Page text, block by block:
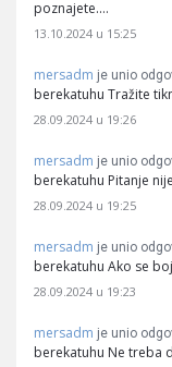
poznajete.…
13.10.2024 u 15:25
mersadm je unio
berekatuhu Tražite
28.09.2024 u 19:26
mersadm je unio
berekatuhu Pitanje
28.09.2024 u 19:25
mersadm je unio
berekatuhu Ako se
28.09.2024 u 19:23
mersadm je unio
berekatuhu Ne treba